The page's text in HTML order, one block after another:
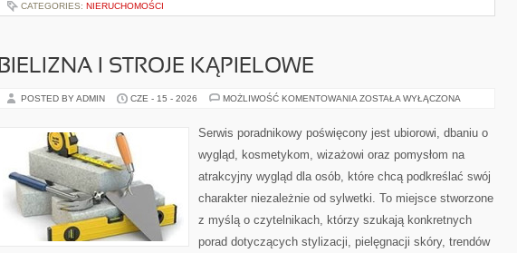
CATEGORIES: NIERUCHOMOŚCI
BIELIZNA I STROJE KĄPIELOWE
POSTED BY ADMIN CZE - 15 - 2026 MOŻLIWOŚĆ KOMENTOWANIA BIELIZNA
KĄPIELOWE
ZOSTAŁA WYŁĄCZONA
Serwis poradnikowy poświęcony jest ubiorowi, dbaniu o
wygląd, kosmetykom, wizażowi oraz pomysłom na
atrakcyjny wygląd dla osób, które chcą podkreślać swój
charakter niezależnie od sylwetki. To miejsce stworzone
z myślą o czytelnikach, którzy szukają konkretnych
porad dotyczących stylizacji, pielęgnacji skóry, trendów